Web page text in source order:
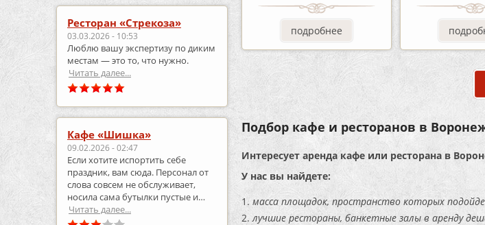
Ресторан «Стрекоза»
03.03.2026 - 10:53
Люблю вашу экспертизу по диким
местам — это то, что нужно.
Читать далее...
Кафе «Шишка»
09.02.2026 - 02:47
Если хотите испортить себе
праздник, вам сюда. Персонал от
слова совсем не обслуживает,
носила сама бутылки пустые и
приносила полные.
Читать далее...
подробнее
Подбор кафе и ресторанов в
Интересует аренда кафе или ресторана в
У нас вы найдете:
масса площадок, пространство которых
лучшие рестораны, банкетные залы в аренду